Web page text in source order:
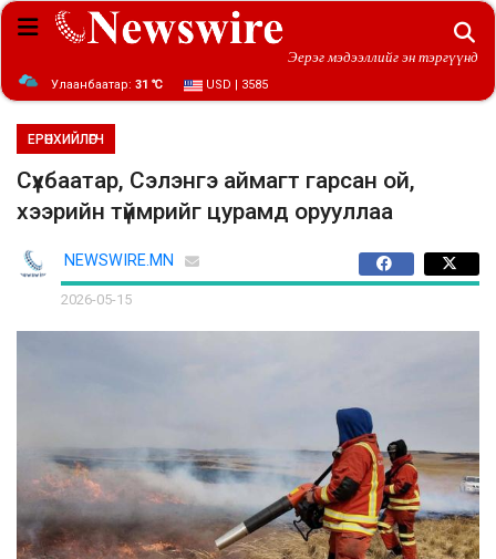
Эерэг мэдээллийг эн тэргүүнд
Улаанбаатар: 31 ℃ USD | 3585
ЕРӨНХИЙЛӨГЧ
Сүхбаатар, Сэлэнгэ аймагт гарсан ой,
хээрийн түймрийг цурамд орууллаа
NEWSWIRE.MN
2026-05-15